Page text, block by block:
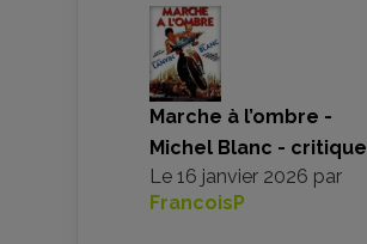
Marche à l’ombre -
Michel Blanc - critique
Le 16 janvier 2026 par
FrancoisP